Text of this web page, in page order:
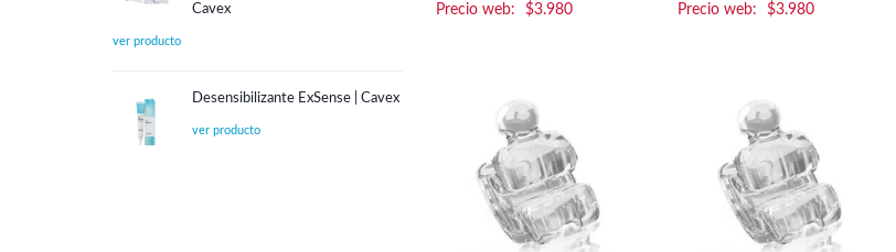
$3.980 $3.980
Cavex
Desensibilizante ExSense | Cavex